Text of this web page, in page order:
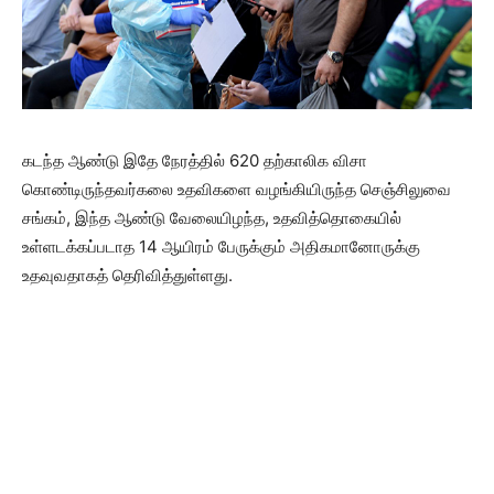
கடந்த ஆண்டு இதே நேரத்தில் 620 தற்காலிக விசா
கொண்டிருந்தவர்கலை உதவிகளை வழங்கியிருந்த செஞ்சிலுவை
சங்கம், இந்த ஆண்டு வேலையிழந்த, உதவித்தொகையில்
உள்ளடக்கப்படாத 14 ஆயிரம் பேருக்கும் அதிகமானோருக்கு
உதவுவதாகத் தெரிவித்துள்ளது.